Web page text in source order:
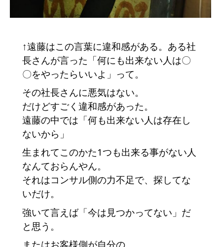
↑遠藤はこの言葉に違和感がある。ある社
長さんが言った「何にも出来ない人は〇
〇をやったらいいよ」って。
その社長さんに悪気はない。
だけどすごく違和感があった。
遠藤の中では「何も出来ない人は存在し
ないから」
生まれてこのかた1つも出来る事がない人
なんておらんやん。
それはコンサル側の力不足で、探してな
いだけ。
強いて言えば「今は見つかってない」だ
と思う。
またはお客様側が自分の